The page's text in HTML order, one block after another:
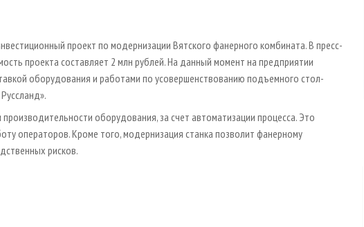
проект по модернизации Вятского фанерного комбината. В пресс-
проекта составляет 2 млн рублей. На данный момент на предприятии
оборудования и работами по усовершенствованию подъемного стол-
оборудования, за счет автоматизации процесса. Это
операторов. Кроме того, модернизация станка позволит фанерному
рисков.